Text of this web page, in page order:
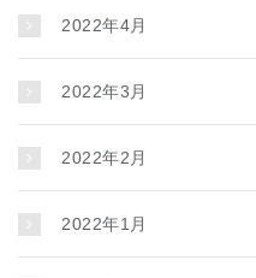
2022年4月
2022年3月
2022年2月
2022年1月